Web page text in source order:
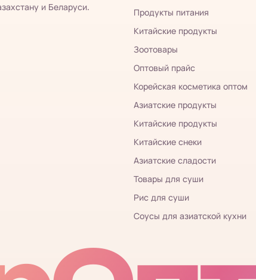
и Беларуси.
Продукты питания
Китайские продукты
Зоотовары
Оптовый прайс
Корейская косметика оптом
Азиатские продукты
Китайские продукты
Китайские снеки
Азиатские сладости
Товары для суши
Рис для суши
Соусы для азиатской кухни